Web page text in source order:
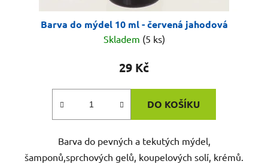
Barva do mýdel 10 ml - červená jahodová
Skladem (5 ks)
29 Kč
DO KOŠÍKU
Barva do pevných a tekutých mýdel,
šamponů,sprchových gelů, koupelových solí, krémů.